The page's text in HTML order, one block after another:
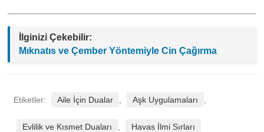
İlginizi Çekebilir:
Mıknatıs ve Çember Yöntemiyle Cin Çağırma
Etiketler: Aile İçin Dualar Aşk Uygulamaları
Evlilik ve Kısmet Duaları Havas İlmi Sırları